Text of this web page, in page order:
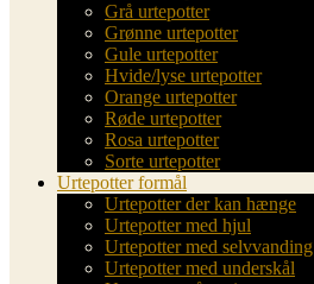
Grå urtepotter
Grønne urtepotter
Gule urtepotter
Hvide/lyse urtepotter
Orange urtepotter
Røde urtepotter
Rosa urtepotter
Sorte urtepotter
Urtepotter formål
Urtepotter der kan hænge
Urtepotter med hjul
Urtepotter med selvvanding
Urtepotter med underskål